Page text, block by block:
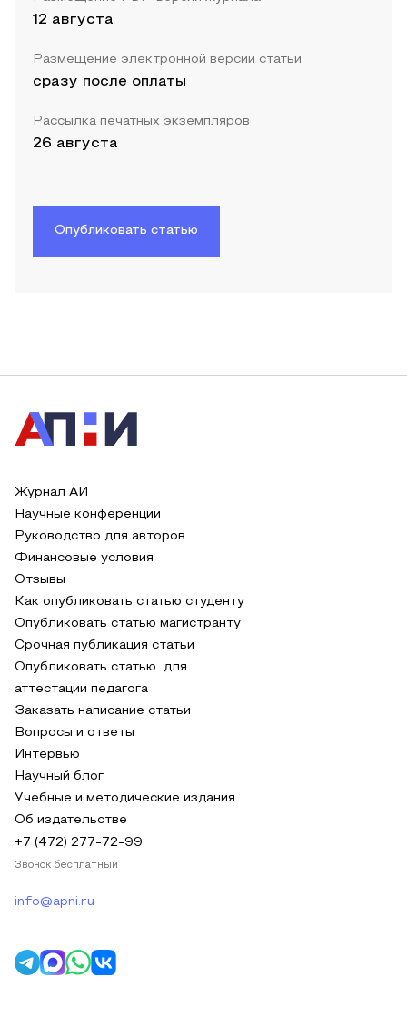
12 августа
Размещение электронной версии статьи
сразу после оплаты
Рассылка печатных экземпляров
26 августа
Опубликовать статью
Журнал АИ
Научные конференции
Руководство для авторов
Финансовые условия
Отзывы
Как опубликовать статью студенту
Опубликовать статью магистранту
Срочная публикация статьи
Опубликовать статью для
аттестации педагога
Заказать написание статьи
Вопросы и ответы
Интервью
Научный блог
Учебные и методические издания
Об издательстве
+7 (472) 277-72-99
Звонок бесплатный
info@apni.ru